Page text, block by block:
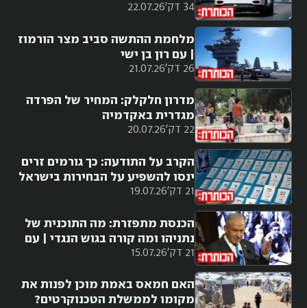
34 דק' 22.07.26
26 דק' 21.07.26
מלחמת ההתשה סביב מצר הורמוז
| עם רון בן ישי
22 דק' 20.07.26
מדרון חלקלק: המחיר של הפרדה
מגדרית באקדמיה
21 דק' 19.07.26
הקרב על התודעה: כך גורמים זרים
ינסו להשפיע על הבחירות בישראל
21 דק' 15.07.26
הכנסת מתפזרת: מה התוכנית של
נתניהו ומה קורה בגוש הנגדי | עם
מורן אזולאי
האם חמאס באמת מוכן לפנות את
מקומו לממשלת הטכנוקרטים?